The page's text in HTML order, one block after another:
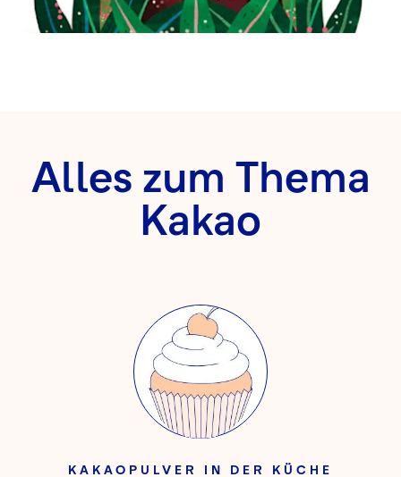
Alles zum Thema
Kakao
KAKAOPULVER IN DER KÜCHE